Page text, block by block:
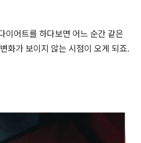
이어트를 하다보면 어느 순간 같은
화가 보이지 않는 시점이 오게 되죠.